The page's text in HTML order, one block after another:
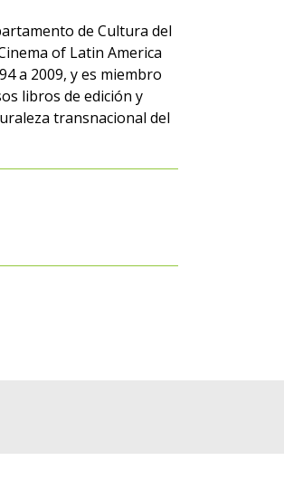
de Cultura del
of Latin America
a 2009, y es miembro
libros de edición y
transnacional del